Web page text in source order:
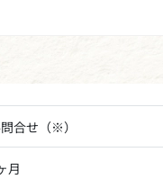
合せ（※）
月